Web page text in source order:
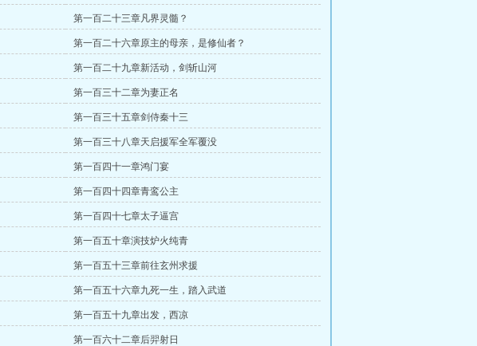
第一百二十三章凡界灵髓？
第一百二十六章原主的母亲，是修仙者？
第一百二十九章新活动，剑斩山河
第一百三十二章为妻正名
第一百三十五章剑侍秦十三
第一百三十八章天启援军全军覆没
第一百四十一章鸿门宴
第一百四十四章青鸾公主
第一百四十七章太子逼宫
第一百五十章演技炉火纯青
第一百五十三章前往玄州求援
第一百五十六章九死一生，踏入武道
第一百五十九章出发，西凉
第一百六十二章后羿射日